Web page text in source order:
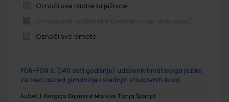
Označi sve radne bilježnice
Označi sve omote
proizvodi
FON-FON 3; (140 sati godišnje) udžbenik hrvatskoga jezika
za treći razred gimanzije i srednjih strukovnih škola
Autor(i): Dragica Dujmović Markusi Tanja Španjić